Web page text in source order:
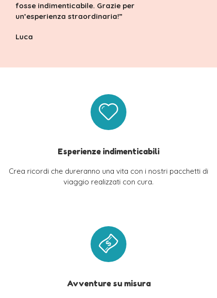
fosse indimenticabile. Grazie per
un’esperienza straordinaria!”
Luca
Esperienze indimenticabili
Crea ricordi che dureranno una vita con i nostri pacchetti di
viaggio realizzati con cura.
Avventure su misura